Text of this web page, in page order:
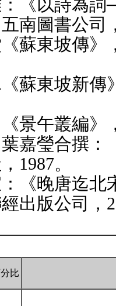
《以詩為詞
南圖書公司
蘇東坡傳》
蘇東坡新傳
景午叢編》
嘉瑩合撰：
1987。
《晚唐迄北
出版公司，
比